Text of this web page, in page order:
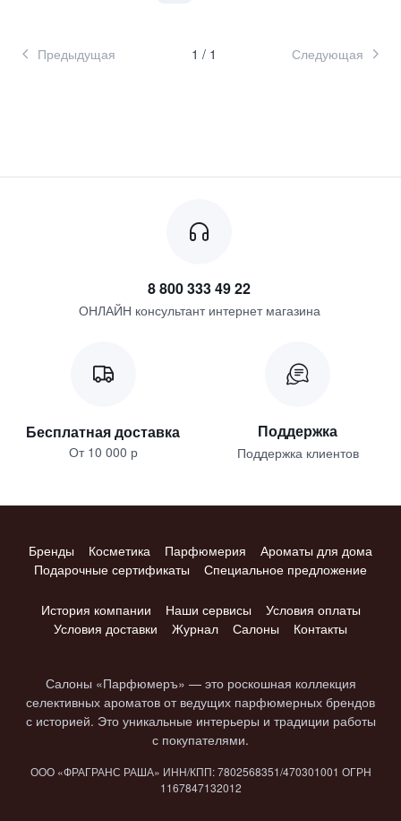
Предыдущая 1 / 1 Следующая
8 800 333 49 22
ОНЛАЙН консультант интернет магазина
Бесплатная доставка
От 10 000 р
Поддержка
Поддержка клиентов
Бренды Косметика Парфюмерия
Ароматы для дома
Подарочные сертификаты
Специальное предложение
История компании Наши сервисы
Условия оплаты
Условия доставки
Журнал Салоны Контакты
Салоны «Парфюмеръ» — это роскошная коллекция
селективных ароматов от ведущих парфюмерных брендов
с историей. Это уникальные интерьеры и традиции работы
с покупателями.
ООО «ФРАГРАНС РАША» ИНН/КПП: 7802​568351/4703​01001 ОГРН
1167847​132012